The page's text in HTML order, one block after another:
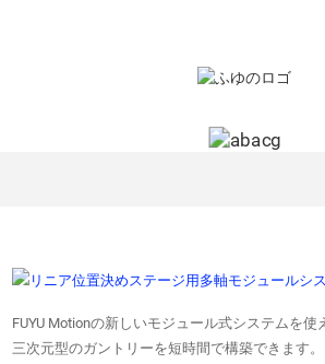
FUYU Motionの新しいモジュール式システムを使
三次元型のガントリーを短時間で構築できます